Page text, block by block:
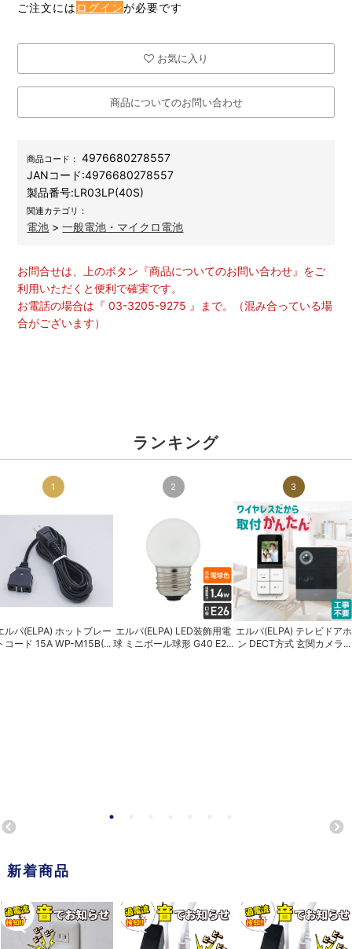
ご注文には ログインが必要です
お気に入り
商品についてのお問い合わせ
商品コード：
4976680278557
JANコード:4976680278557
製品番号:LR03LP(40S)
関連カテゴリ：
電池 >一般電池・マイクロ電池
お問合せは、上のボタン『商品についてのお問い合わせ』をご
利用いただくと便利で確実です。
お電話の場合は『 03-3205-9275 』まで。（混み合っている場
合がございます）
ランキング
1
ルパ(ELPA) ホットプレー
コード 15A WP-M15B(...
2
エルパ(ELPA) LED装飾用電
球 ミニボール球形 G40 E2...
3
エルパ(ELPA) テレビドアホ
ン DECT方式 玄関カメラ...
新着商品